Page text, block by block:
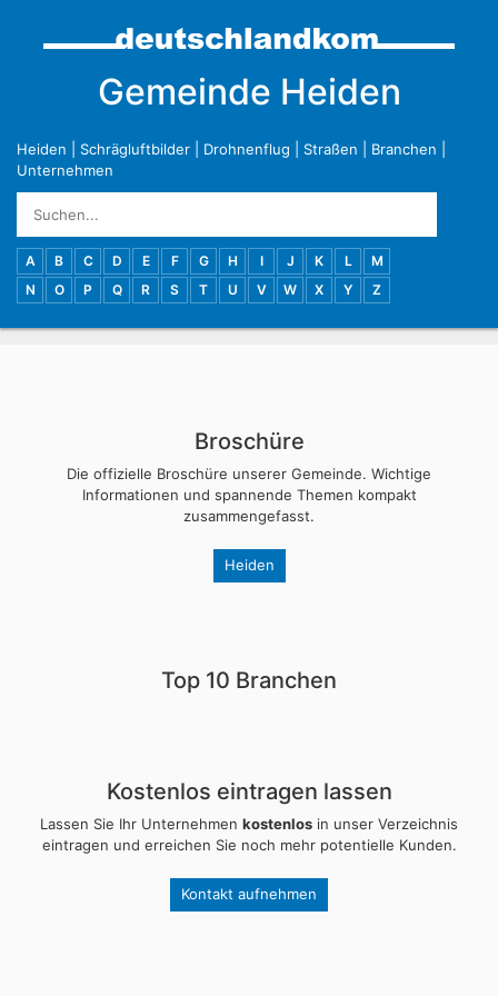
Gemeinde Heiden
Heiden Schrägluftbilder Drohnenflug Straßen Branchen
Unternehmen
A B C D E F G H I J K L
M
N
O P Q R S T U V W X Y Z
Broschüre
Die offizielle Broschüre unserer Gemeinde. Wichtige
Informationen und spannende Themen kompakt
zusammengefasst.
Heiden
Top 10 Branchen
Kostenlos eintragen lassen
Lassen Sie Ihr Unternehmen kostenlos in unser Verzeichnis
eintragen und erreichen Sie noch mehr potentielle Kunden.
Kontakt aufnehmen